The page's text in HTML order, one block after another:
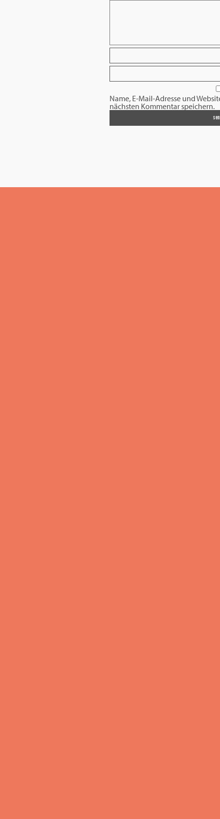
Name, E-Mail-Adresse und
nächsten Kommentar speichern.